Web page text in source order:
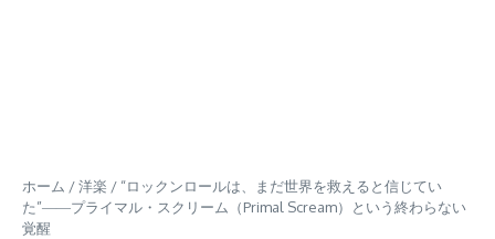
ホーム /洋楽 / “ロックンロールは、まだ世界を救えると信じてい
た”――プライマル・スクリーム（Primal Scream）という終わらない
覚醒